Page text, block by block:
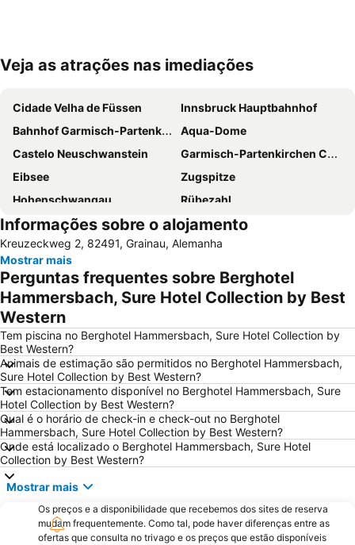
Ampliar mapa
Veja as atrações nas imediações
Cidade Velha de Füssen
Innsbruck Hauptbahnhof
Bahnhof Garmisch-Partenkirchen
Aqua-Dome
Castelo Neuschwanstein
Garmisch-Partenkirchen Casino
Eibsee
Zugspitze
Hohenschwangau
Rübezahl
Bahnhof Füssen
Heimatmuseum Achental
Alpenhof
São Pedro e São Paulo
Plansee
da noi
Landhaus Auf der Gsteig
Informações sobre o alojamento
Kreuzeckweg 2, 82491, Grainau, Alemanha
Mostrar mais
Perguntas frequentes sobre Berghotel
Hammersbach, Sure Hotel Collection by Best
Western
Tem piscina no Berghotel Hammersbach, Sure Hotel Collection by
Best Western?
Animais de estimação são permitidos no Berghotel Hammersbach,
Sure Hotel Collection by Best Western?
Tem estacionamento disponível no Berghotel Hammersbach, Sure
Hotel Collection by Best Western?
Qual é o horário de check-in e check-out no Berghotel
Hammersbach, Sure Hotel Collection by Best Western?
Onde está localizado o Berghotel Hammersbach, Sure Hotel
Collection by Best Western?
Mostrar mais
Os preços e a disponibilidade que recebemos dos sites de reserva
mudam frequentemente. Como tal, pode haver diferenças entre as
ofertas que consulta no trivago e os preços que estão disponíveis